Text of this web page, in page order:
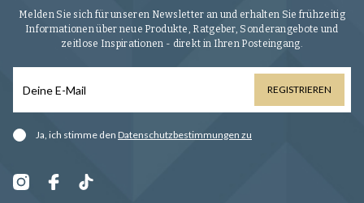
Melden Sie sich für unseren Newsletter an und erhalten Sie frühzeitig
Informationen über neue Produkte, Ratgeber, Sonderangebote und
zeitlose Inspirationen - direkt in Ihren Posteingang.
REGISTRIEREN
Ja, ich stimme den Datenschutzbestimmungen zu